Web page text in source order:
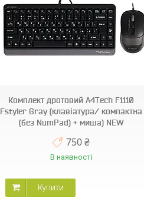
Комплект дротовий A4Tech F1110
Fstyler Gray (клавіатура/ компактна
(без NumPad) + миша) NEW
750 ₴
В наявності
Купити